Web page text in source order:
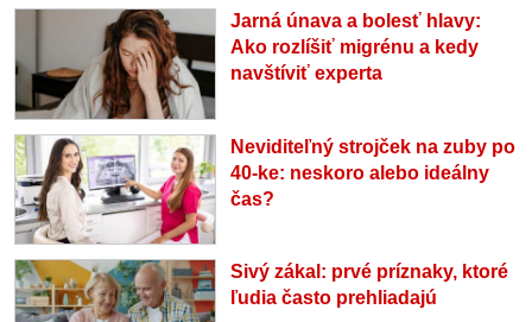
Jarná únava a bolesť hlavy:
Ako rozlíšiť migrénu a kedy
navštíviť experta
Neviditeľný strojček na zuby po
40-ke: neskoro alebo ideálny
čas?
Sivý zákal: prvé príznaky, ktoré
ľudia často prehliadajú